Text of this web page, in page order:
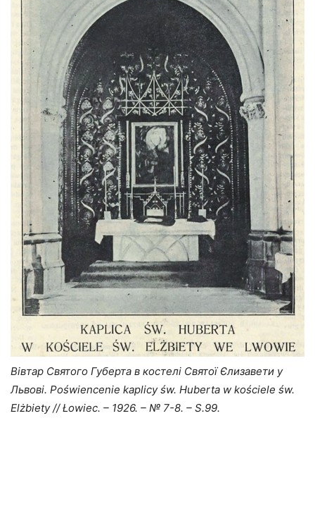
Вівтар Святого Губерта в костелі Святої Єлизавети у
Львові. Poświencenie kaplicy św. Huberta w kościele św.
Elżbiety // Łowiec. – 1926. – № 7-8. – S.99.